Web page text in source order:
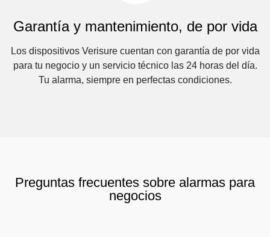
Garantía y mantenimiento, de por vida
Los dispositivos Verisure cuentan con garantía de por vida
para tu negocio y un servicio técnico las 24 horas del día.
Tu alarma, siempre en perfectas condiciones.
Preguntas frecuentes sobre alarmas para
negocios